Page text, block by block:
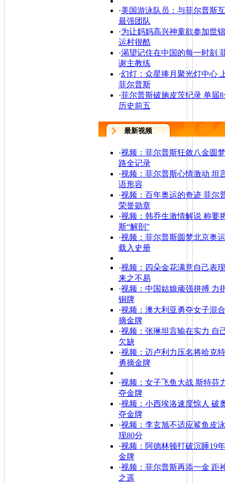
·美国游泳队员：与菲尔普斯
最强团队
·为让妈妈高兴神童欲参加世
运村很酷
·渴望记住在中国的每一时刻
谢主教练
·幻灯：众星捧月聚光灯中心
菲尔普斯
·菲尔普斯破施皮茨纪录 单届
历史前五
最新视频
·视频：菲尔普斯狂敛八金圆
路全记录
·视频：菲尔普斯心情激动 坦
语形容
·视频：百年奥运的奇迹 菲尔
荣誉勋章
·视频：韩乔生激情解说 称要
斯“解剖”
·视频：菲尔普斯圆梦北京奥
载入史册
·视频：四朵金花满意自己表
来之不易
·视频：中国姑娘顽强拼搏 力
铜牌
·视频：澳大利亚勇夺女子混
摘金牌
·视频：张琳坦言输在实力 自
欠缺
·视频：迈卢利力压名将哈克
勇摘金牌
·视频：女子飞鱼大战 斯特芬
夺金牌
·视频：小西埃洛速度惊人 破
夺金牌
·视频：李玄旭不适应鲨鱼皮
现80分
·视频：阿德林顿打破沉睡19
金牌
·视频：菲尔普斯再添一金 距
之遥